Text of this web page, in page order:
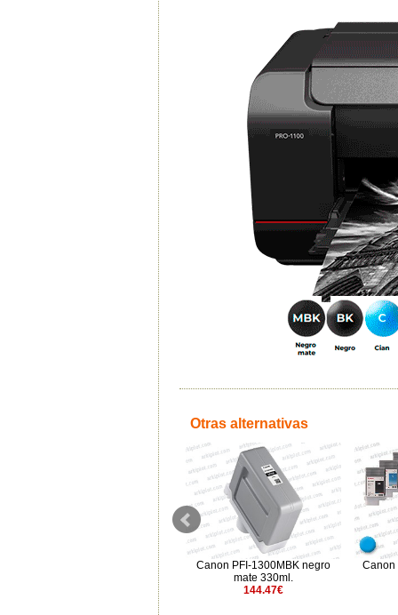
Otras alternativas
Canon PFI-1300R rojo 330ml.
Canon PFI-1300MBK negro
mate 330ml.
144.47€
Canon